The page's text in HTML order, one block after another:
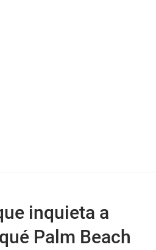
inquieta a
Palm Beach